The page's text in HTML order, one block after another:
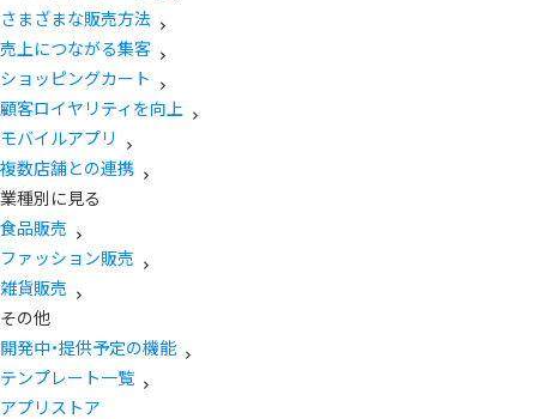
さまざまな販売方法
売上につながる集客
ショッピングカート
顧客ロイヤリティを向上
モバイルアプリ
複数店舗との連携
業種別に見る
食品販売
ファッション販売
雑貨販売
その他
開発中・提供予定の機能
テンプレート一覧
アプリストア